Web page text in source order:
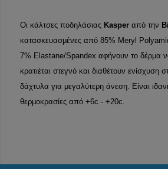
Οι κάλτσες ποδηλάσιας Kasper από την
κατασκευασμένες από 85% Meryl
7% Elastane/Spandex αφήνουν το δέρμα
κρατιέται στεγνό και διαθέτουν ενίσχυση
δάχτυλα για μεγαλύτερη άνεση. Είναι
θερμοκρασίες από +6c - +20c.